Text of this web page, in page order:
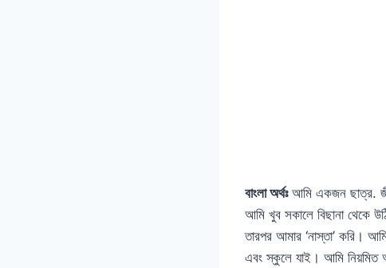
বাংলা অর্থঃআমি একজন ছাত্র.
আমি খুব সকালে বিছানা থেকে
তারপর আমার ‘নাস্তা’ করি।
এবং স্কুলে যাই। আমি নিয়মিত